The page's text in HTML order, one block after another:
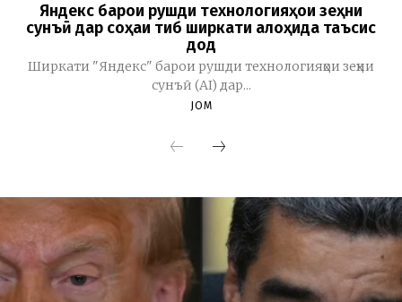
Яндекс барои рушди технологияҳои зеҳни
сунъӣ дар соҳаи тиб ширкати алоҳида таъсис
дод
Ширкати "Яндекс" барои рушди технологияҳои зеҳни
сунъӣ (AI) дар...
JOM